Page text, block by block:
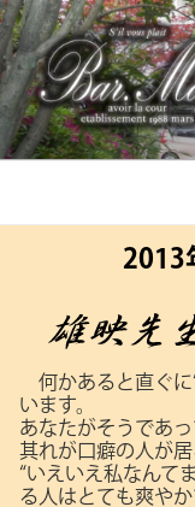
コ
ン
テ
ン
ツ
へ
2013
何かあると直ぐに
います。
あなたがそうであ
其れが口癖の人が居
“いえいえ私なんて
る人はとても爽やか